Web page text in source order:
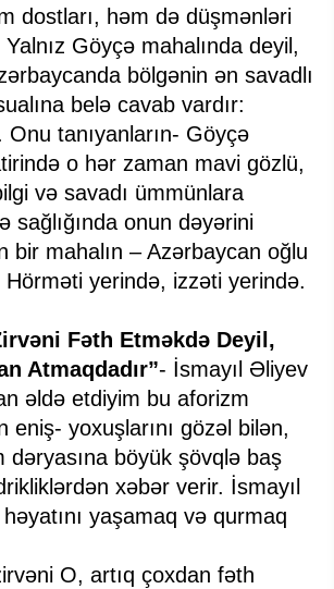
dostları, həm də düşmənləri
Göyçə mahalında deyil,
bölgənin ən savadlı
belə cavab vardır:
Onu tanıyanların- Göyçə
o hər zaman mavi gözlü,
və savadı ümmünlara
sağlığında onun dəyərini
bir mahalın – Azərbaycan oğlu
Hörməti yerində, izzəti yerində.
Fəth Etməkdə Deyil,
Atmaqdadır”- İsmayıl Əliyev
əldə etdiyim bu aforizm
eniş- yoxuşlarını gözəl bilən,
dəryasına böyük şövqlə baş
xəbər verir. İsmayıl
yaşamaq və qurmaq
O, artıq çoxdan fəth